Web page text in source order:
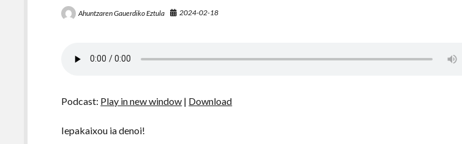
Ahuntzaren Gauerdiko Eztula 2024-02-18
Podcast: Play in new window | Download
Iepakaixou ia denoi!